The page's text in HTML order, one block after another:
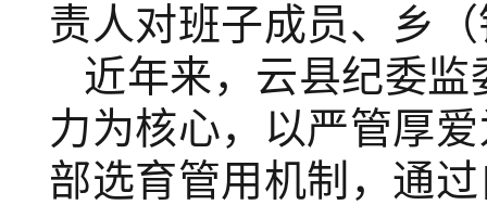
责人对班子成员、乡
近年来，云县纪委
力为核心，以严管厚
部选育管用机制，通